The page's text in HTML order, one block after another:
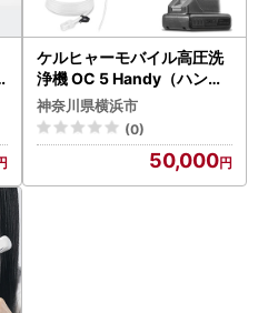
ケルヒャーモバイル高圧洗
浄機 OC 5 Handy（ハンデ
ィジェット） APV0006
神奈川県横浜市
(0)
50,000